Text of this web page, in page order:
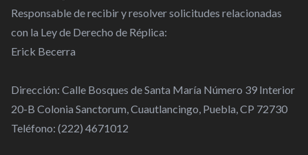
Responsable de recibir y resolver solicitudes relacionadas
con la Ley de Derecho de Réplica:
Erick Becerra
Dirección: Calle Bosques de Santa María Número 39 Interior
20-B Colonia Sanctorum, Cuautlancingo, Puebla, CP 72730
Teléfono: (222) 4671012